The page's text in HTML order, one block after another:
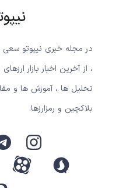
در مجله خبری نیپوتو سعی
، از آخرین اخبار بازار
تحلیل ها ، آموزش ها و
بلاکچین و رمزارزها.